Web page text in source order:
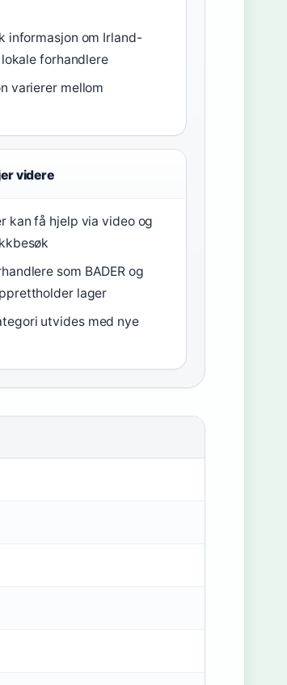
informasjon om Irland-
forhandlere
varierer mellom
videre
kan få hjelp via video og
som BADER og
lager
utvides med nye